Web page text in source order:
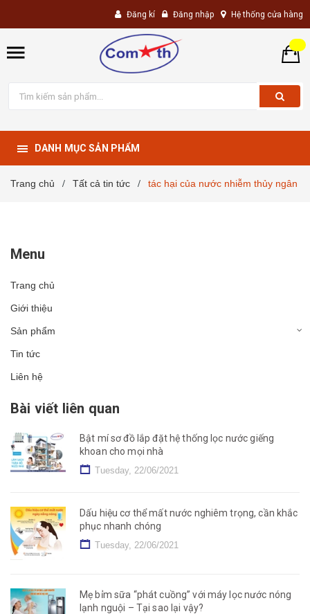
Đăng kí Đăng nhập Hệ thống cửa hàng
DANH MỤC SẢN PHẨM
Trang chủ / Tất cả tin tức / tác hại của nước nhiễm thủy ngân
Menu
Trang chủ
Giới thiệu
Sản phẩm
Tin tức
Liên hệ
Bài viết liên quan
Bật mí sơ đồ lắp đặt hệ thống lọc nước giếng
khoan cho mọi nhà
Tuesday, 22/06/2021
Dấu hiệu cơ thể mất nước nghiêm trọng, cần khắc
phục nhanh chóng
Tuesday, 22/06/2021
Mẹ bỉm sữa “phát cuồng” với máy lọc nước nóng
lạnh nguội – Tại sao lại vậy?